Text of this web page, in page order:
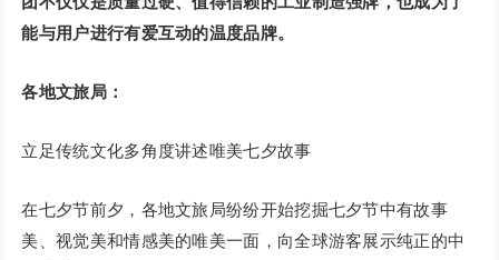
能与用户进行有爱互动的温度品牌。
各地文旅局：
立足传统文化多角度讲述唯美七夕故事
在七夕节前夕，各地文旅局纷纷开始挖掘七夕节中有故事
美、视觉美和情感美的唯美一面，向全球游客展示纯正的中